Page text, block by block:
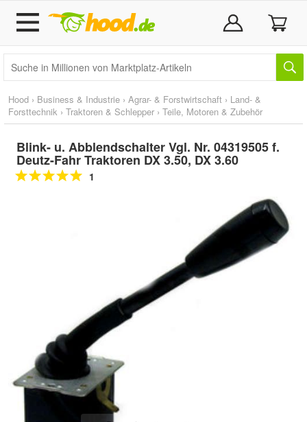
Hood › Business & Industrie › Agrar- & Forstwirtschaft › Land- &
Forsttechnik › Traktoren & Schlepper › Teile, Motoren & Zubehör
Blink- u. Abblendschalter Vgl. Nr. 04319505 f.
Deutz-Fahr Traktoren DX 3.50, DX 3.60
1